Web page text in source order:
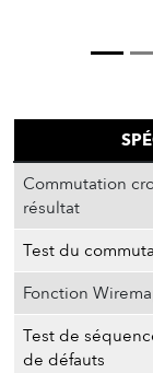
Commutation
résultat
Test du
Fonction
Test de
de défauts